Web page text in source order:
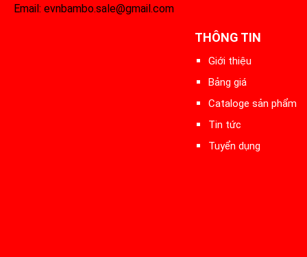
Email: evnbambo.sale@gmail.com
THÔNG TIN
Giới thiệu
Bảng giá
Cataloge sản phẩm
Tin tức
Tuyển dụng